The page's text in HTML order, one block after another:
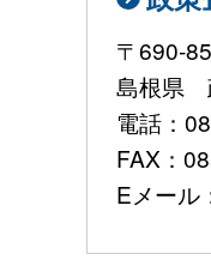
〒690-
島根県
電話：
FAX：
Eメール